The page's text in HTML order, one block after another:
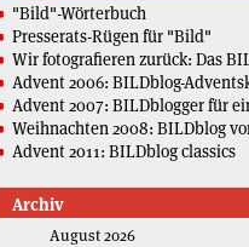
"Bild"-Wörterbuch
Presserats-Rügen für "Bild"
Wir fotografieren zurück: Das
Advent 2006: BILDblog-
Advent 2007: BILDblogger für
Weihnachten 2008: BILDblog
Advent 2011: BILDblog classics
Archiv
August 2026